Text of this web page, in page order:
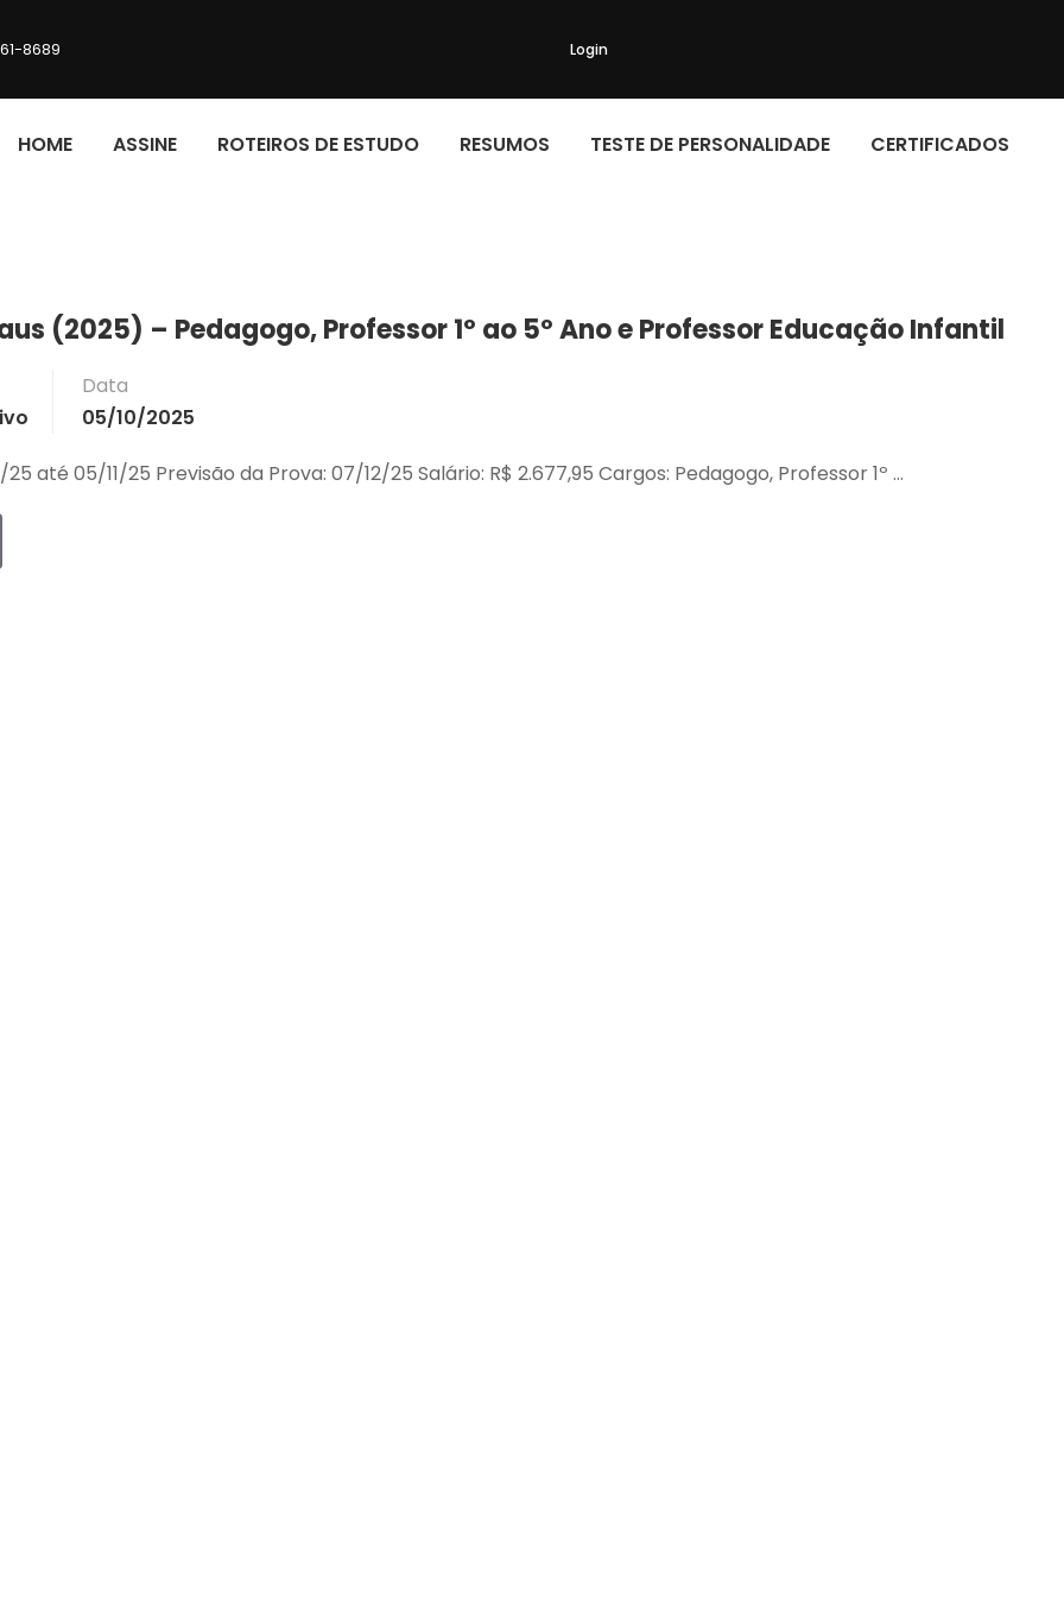
8689 Login
HOME ASSINE ROTEIROS DE ESTUDO RESUMOS TESTE DE PERSONALIDADE CERTIFICADOS
(2025) – Pedagogo, Professor 1º ao 5º Ano e Professor Educação Infantil
Data
05/10/2025
até 05/11/25 Previsão da Prova: 07/12/25 Salário: R$ 2.677,95 Cargos: Pedagogo, Professor 1º …